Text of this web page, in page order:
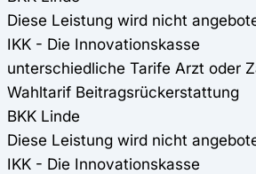
Diese Leistung wird nicht
IKK - Die Innovationskasse
unterschiedliche Tarife Arzt oder
Wahltarif Beitragsrückerstattung
BKK Linde
Diese Leistung wird nicht
IKK - Die Innovationskasse